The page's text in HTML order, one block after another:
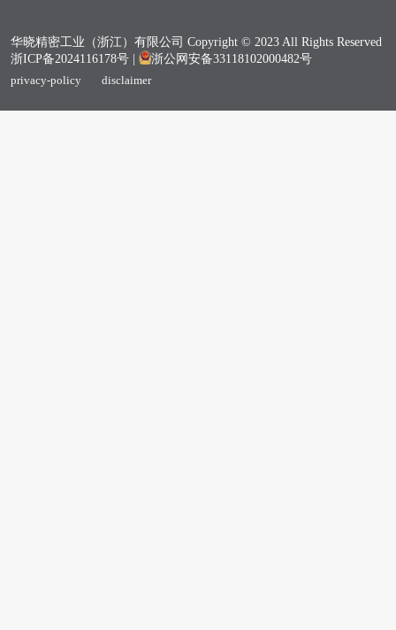
华晓精密工业（浙江）有限公司 Copyright © 2023 All Rights Reserved
浙ICP备2024116178号 |
浙公网安备33118102000482号
privacy-policy
disclaimer